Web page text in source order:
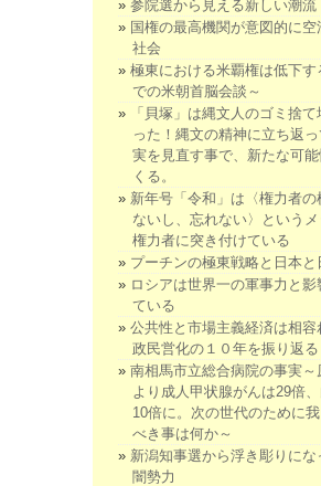
参院選から見える新しい潮流
国権の最高機関が意図的に空
社会
極東における米覇権は低下す
での米朝首脳会談～
「貝塚」は縄文人のゴミ捨
った！縄文の精神に立ち返
実を見直す事で、新たな可
くる。
新年号「令和」は〈権力者の
ないし、忘れない〉という
権力者に突き付けている
プーチンの極東戦略と日本と
ロシアは世界一の軍事力と影
ている
公共性と市場主義経済は相容
政民営化の１０年を振り返る
南相馬市立総合病院の事実～
より成人甲状腺がんは29倍
10倍に。次の世代のために
べき事は何か～
新潟知事選から浮き彫りにな
闇勢力